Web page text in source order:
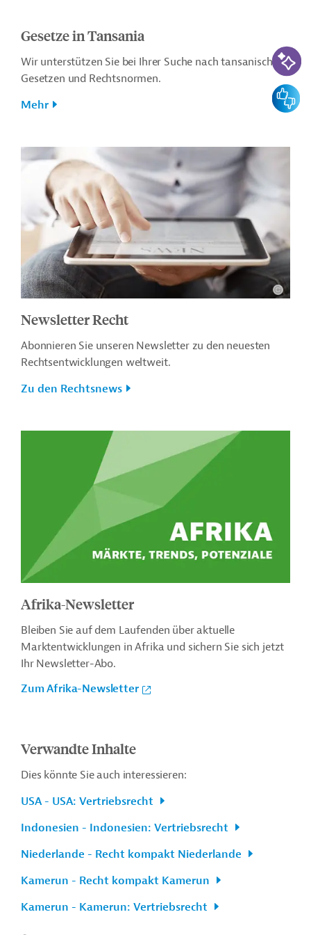
Gesetze in Tansania
Wir unterstützen Sie bei Ihrer Suche nach tansanischen
Gesetzen und Rechtsnormen.
Mehr
Newsletter Recht
Abonnieren Sie unseren Newsletter zu den neuesten
Rechtsentwicklungen weltweit.
Zu den Rechtsnews
Afrika-Newsletter
Bleiben Sie auf dem Laufenden über aktuelle
Marktentwicklungen in Afrika und sichern Sie sich jetzt
Ihr Newsletter-Abo.
Zum Afrika-Newsletter
Verwandte Inhalte
Dies könnte Sie auch interessieren:
USA - USA: Vertriebsrecht
Indonesien - Indonesien: Vertriebsrecht
Niederlande - Recht kompakt Niederlande
Kamerun - Recht kompakt Kamerun
Kamerun - Kamerun: Vertriebsrecht
KI-